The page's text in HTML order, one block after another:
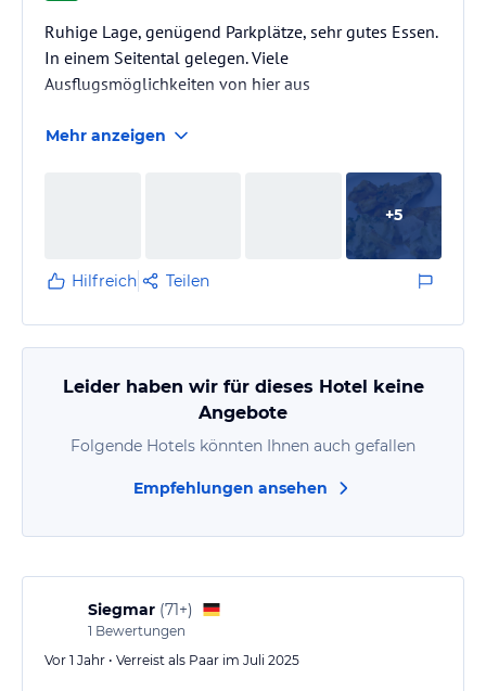
Ruhige Lage, genügend Parkplätze, sehr gutes Essen.
In einem Seitental gelegen. Viele
Ausflugsmöglichkeiten von hier aus
Mehr anzeigen
+5
Hilfreich Teilen
Leider haben wir für dieses Hotel keine
Angebote
Folgende Hotels könnten Ihnen auch gefallen
Empfehlungen ansehen
Siegmar (71+)
1 Bewertungen
Vor 1 Jahr • Verreist als Paar im Juli 2025